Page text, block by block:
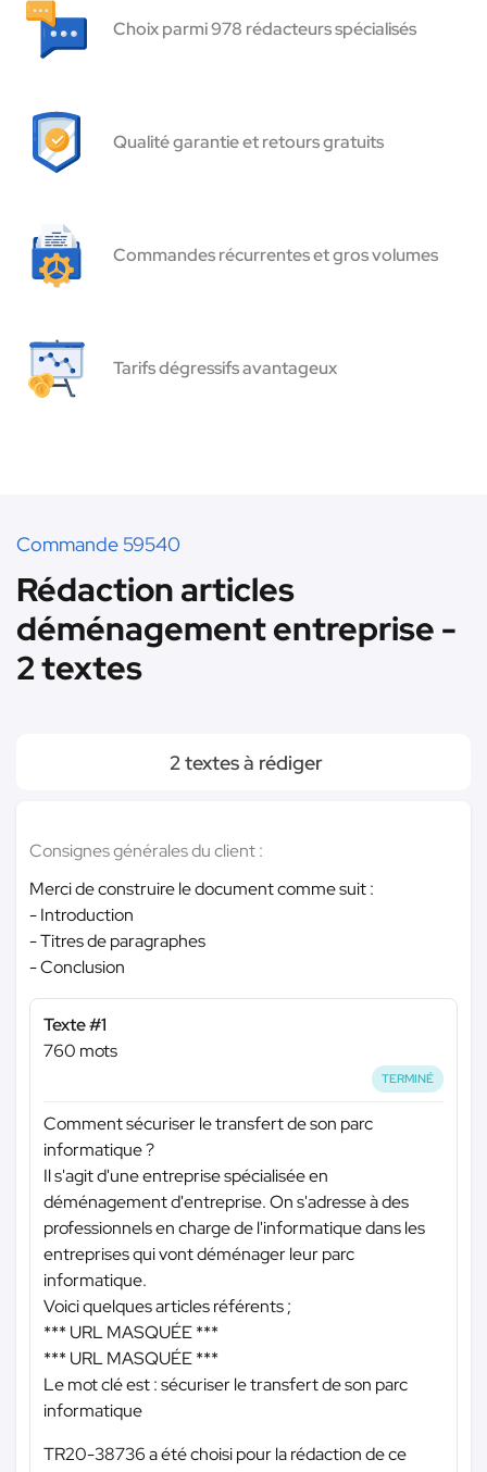
Choix parmi 978 rédacteurs spécialisés
Qualité garantie et retours gratuits
Commandes récurrentes et gros volumes
Tarifs dégressifs avantageux
Commande 59540
Rédaction articles
déménagement entreprise -
2 textes
2 textes à rédiger
Consignes générales du client :
Merci de construire le document comme suit :
- Introduction
- Titres de paragraphes
- Conclusion
Texte #1
760 mots
TERMINÉ
Comment sécuriser le transfert de son parc
informatique ?
Il s'agit d'une entreprise spécialisée en
déménagement d'entreprise. On s'adresse à des
professionnels en charge de l'informatique dans les
entreprises qui vont déménager leur parc
informatique.
Voici quelques articles référents ;
*** URL MASQUÉE ***
*** URL MASQUÉE ***
Le mot clé est : sécuriser le transfert de son parc
informatique
TR20-38736 a été choisi pour la rédaction de ce